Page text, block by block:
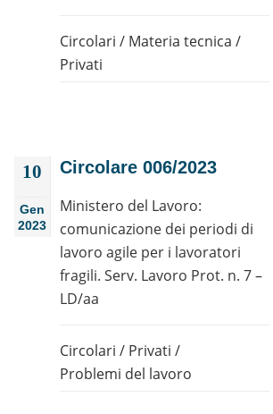
Circolari / Materia tecnica /
Privati
10
Gen
2023
Circolare 006/2023
Ministero del Lavoro:
comunicazione dei periodi di
lavoro agile per i lavoratori
fragili. Serv. Lavoro Prot. n. 7 –
LD/aa
Circolari / Privati /
Problemi del lavoro